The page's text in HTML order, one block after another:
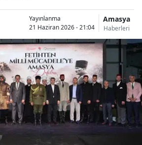
Yayınlanma
21 Haziran 2026 - 21:04
Amasya
Haberleri